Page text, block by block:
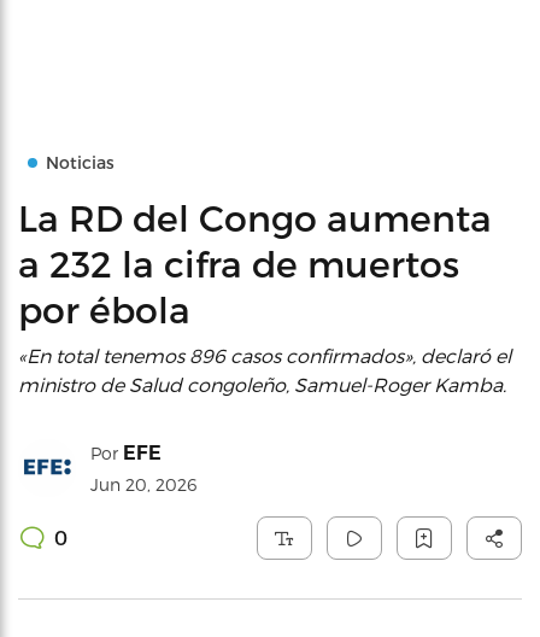
Noticias
La RD del Congo aumenta
a 232 la cifra de muertos
por ébola
«En total tenemos 896 casos confirmados», declaró el
ministro de Salud congoleño, Samuel-Roger Kamba.
Por EFE
Jun 20, 2026
0